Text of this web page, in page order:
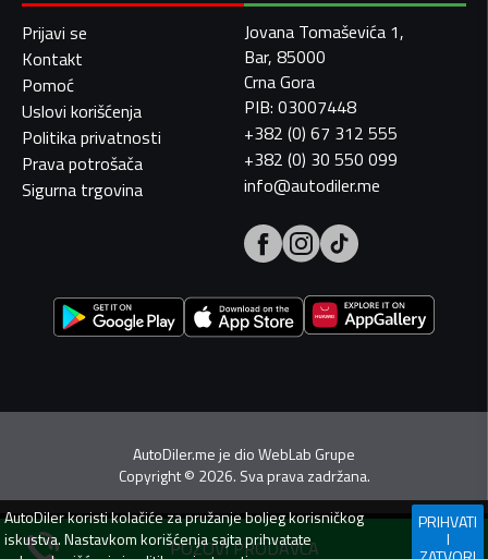
POZOVI PRODAVCA
Prijavi se
Kontakt
Pomoć
Uslovi korišćenja
Politika privatnosti
Prava potrošača
Sigurna trgovina
Jovana Tomaševića 1,
Bar, 85000
Crna Gora
PIB: 03007448
+382 (0) 67 312 555
+382 (0) 30 550 099
info@autodiler.me
AutoDiler.me je dioWebLab Grupe
Copyright© 2026. Sva prava zadržana.
AutoDilerkoristi kolačiće za pružanje boljeg korisničkog
iskustva. Nastavkom korišćenja sajta prihvatate
PRIHVATI
I